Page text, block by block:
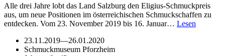
Alle drei Jahre lobt das Land Salzburg den Eligius-Schmuckpreis
aus, um neue Positionen im österreichischen Schmuckschaffen zu
entdecken. Vom 23. November 2019 bis 16. Januar… Lesen
23.11.2019—26.01.2020
Schmuckmuseum Pforzheim